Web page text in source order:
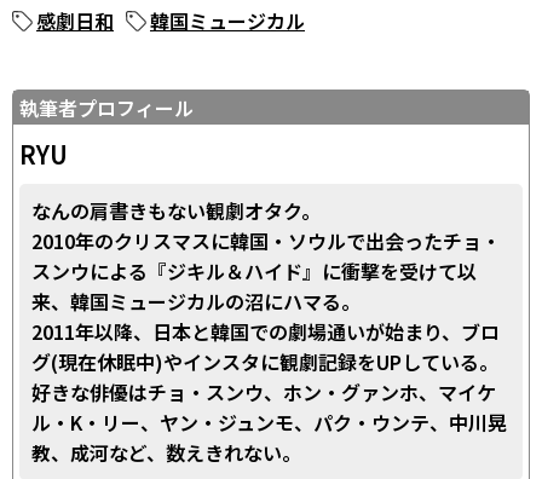
感劇日和 韓国ミュージカル
執筆者プロフィール
RYU
なんの肩書きもない観劇オタク。
2010年のクリスマスに韓国・ソウルで出会ったチョ・
スンウによる『ジキル＆ハイド』に衝撃を受けて以
来、韓国ミュージカルの沼にハマる。
2011年以降、日本と韓国での劇場通いが始まり、ブロ
グ(現在休眠中)やインスタに観劇記録をUPしている。
好きな俳優はチョ・スンウ、ホン・グァンホ、マイケ
ル・K・リー、ヤン・ジュンモ、パク・ウンテ、中川晃
教、成河など、数えきれない。